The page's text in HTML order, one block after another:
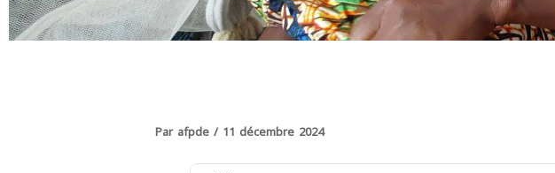
Par afpde / 11 décembre 2024